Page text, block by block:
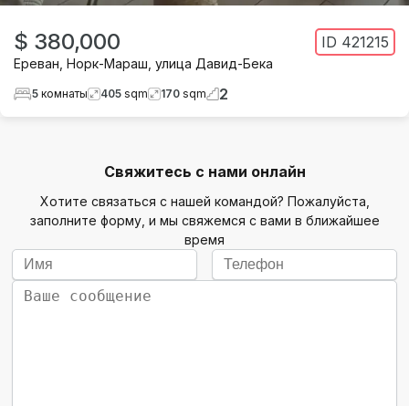
$ 380,000 ID 421215
Ереван Норк-Мараш улица Давид-Бека
5 комнаты 405 sqm 170 sqm 2
Свяжитесь с нами онлайн
Хотите связаться с нашей командой? Пожалуйста,
заполните форму, и мы свяжемся с вами в ближайшее
время